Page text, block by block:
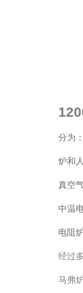
分为
炉和
真空
中温
电阻
经过
马弗